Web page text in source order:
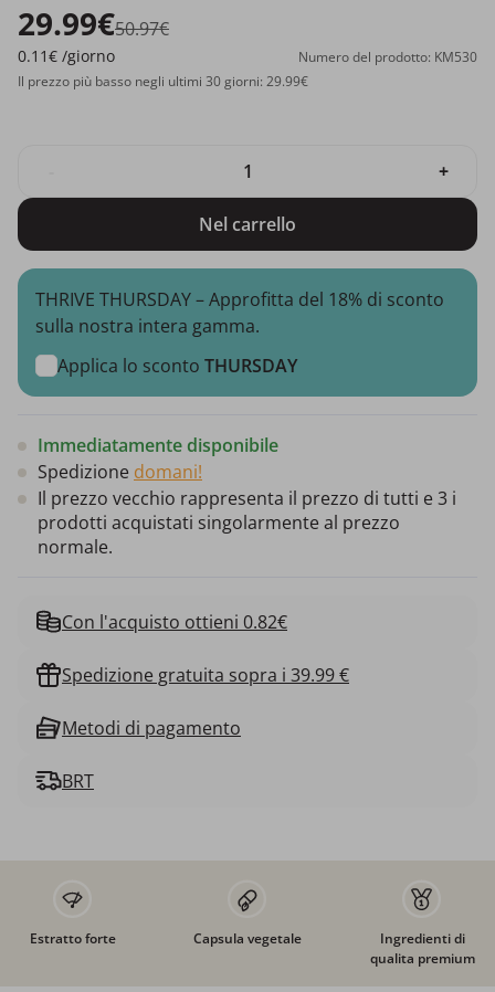
29.99€50.97€
0.11€ /giorno
Numero del prodotto: KM530
Il prezzo più basso negli ultimi 30 giorni: 29.99€
+
Nel carrello
THRIVE THURSDAY – Approfitta del 18% di sconto
sulla nostra intera gamma.
Applica lo sconto THURSDAY
Immediatamente disponibile
Spedizione domani!
Il prezzo vecchio rappresenta il prezzo di tutti e 3 i
prodotti acquistati singolarmente al prezzo
normale.
Con l'acquisto ottieni 0.82€
Spedizione gratuita sopra i 39.99 €
Metodi di pagamento
BRT
Estratto forte Capsula vegetale
Ingredienti di
qualita premium